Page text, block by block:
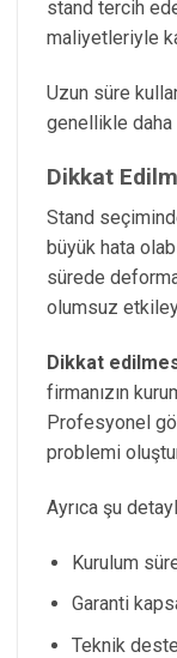
stand tercih
maliyetleriyle
Uzun süre
genellikle daha
Dikkat
Stand
büyük hata
sürede
olumsuz
Dikkat
firmanızın
Profesyonel
problemi
Ayrıca şu
Kurulum
Garanti
Teknik